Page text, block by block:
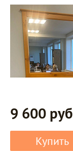
9 600 руб
Купить